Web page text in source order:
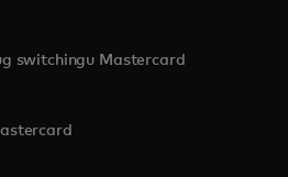
in a new tab
switchingu Mastercard